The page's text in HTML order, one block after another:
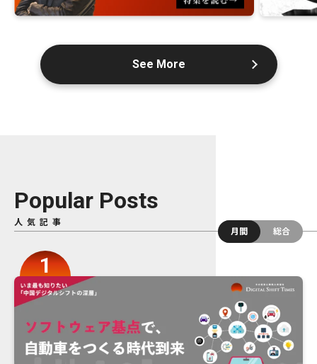
See More
Popular Posts
人気記事
月間
総合